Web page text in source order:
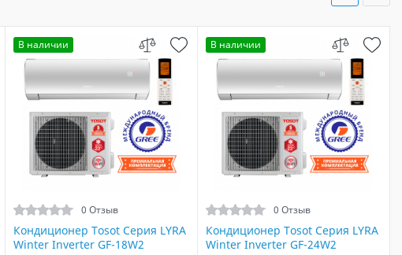
В наличии
0 Отзыв
Кондиционер Tosot Серия LYRA
Winter Inverter GF-18W2
В наличии
0 Отзыв
Кондиционер Tosot Серия LYRA
Winter Inverter GF-24W2